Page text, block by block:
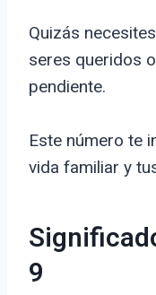
Quizás
seres queridos
pendiente.
Este número te
vida familiar y
9